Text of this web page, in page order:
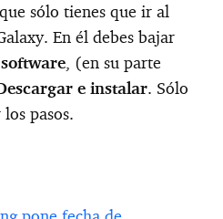
sólo tienes que ir al
En él debes bajar
, (en su parte
e instalar. Sólo
pasos.